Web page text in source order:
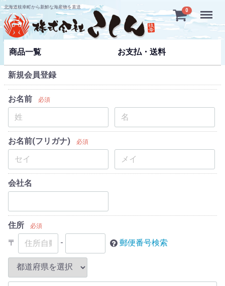
北海道枝幸町から新鮮な海産物を直送
0
商品一覧 お支払・送料
Menu
新規会員登録
お名前 必須
お名前(フリガナ) 必須
会社名
住所 必須
〒 - 郵便番号検索